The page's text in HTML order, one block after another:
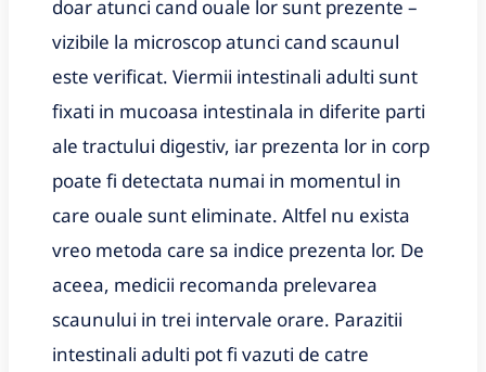
doar atunci cand ouale lor sunt prezente –
vizibile la microscop atunci cand scaunul
este verificat. Viermii intestinali adulti sunt
fixati in mucoasa intestinala in diferite parti
ale tractului digestiv, iar prezenta lor in corp
poate fi detectata numai in momentul in
care ouale sunt eliminate. Altfel nu exista
vreo metoda care sa indice prezenta lor. De
aceea, medicii recomanda prelevarea
scaunului in trei intervale orare. Parazitii
intestinali adulti pot fi vazuti de catre